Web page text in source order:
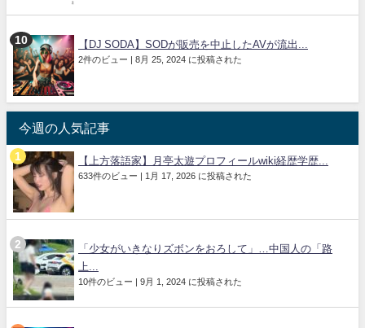
【DJ SODA】SODが販売を中止したAVが流出...
2件のビュー 8月 25, 2024 に投稿された
今週の人気記事
【上方落語家】月亭太遊プロフィールwiki経歴学歴...
633件のビュー 1月 17, 2026 に投稿された
「少女がいきなりズボンをおろして」…中国人の「路
上...
10件のビュー 9月 1, 2024 に投稿された